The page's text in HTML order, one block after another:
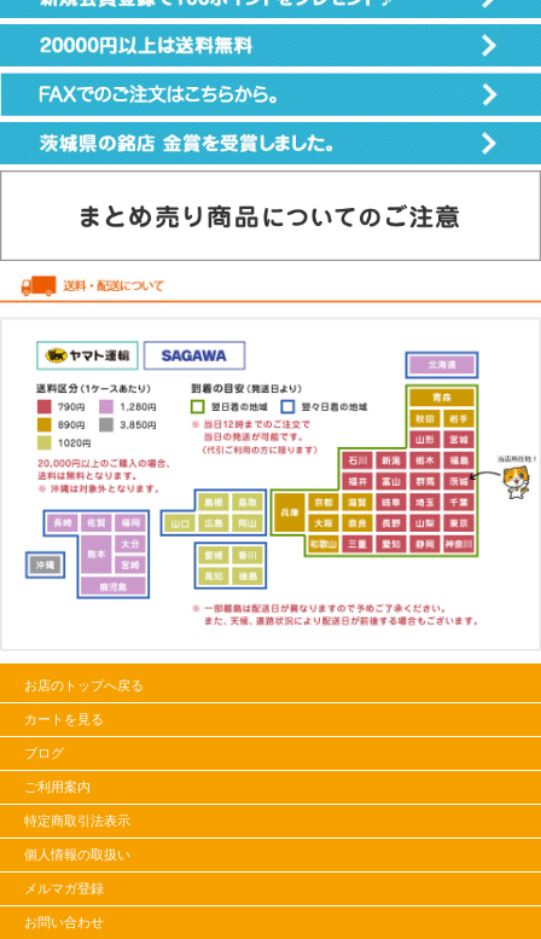
お店のトップへ戻る
カートを見る
ブログ
ご利用案内
特定商取引法表示
個人情報の取扱い
メルマガ登録
お問い合わせ